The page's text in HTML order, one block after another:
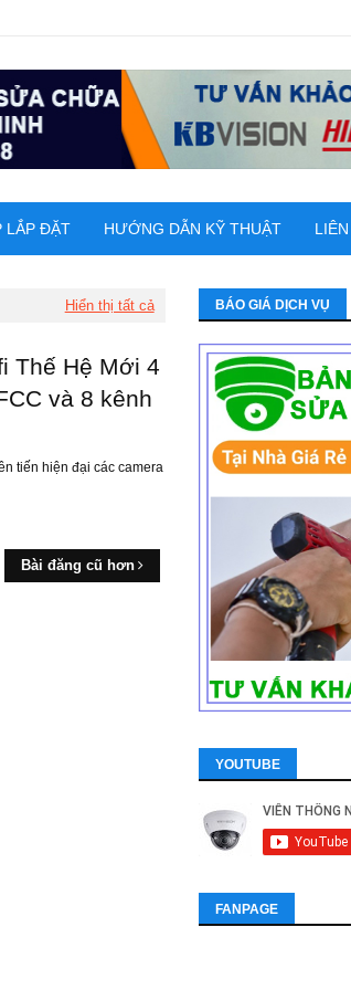
LẮP ĐẶT HƯỚNG DẪN KỸ THUẬT
Hiển thị tất cả
Thế Hệ Mới 4
và 8 kênh
tiến hiện đại các camera
Bài đăng cũ hơn
BÁO GIÁ DỊCH VỤ
YOUTUBE
FANPAGE